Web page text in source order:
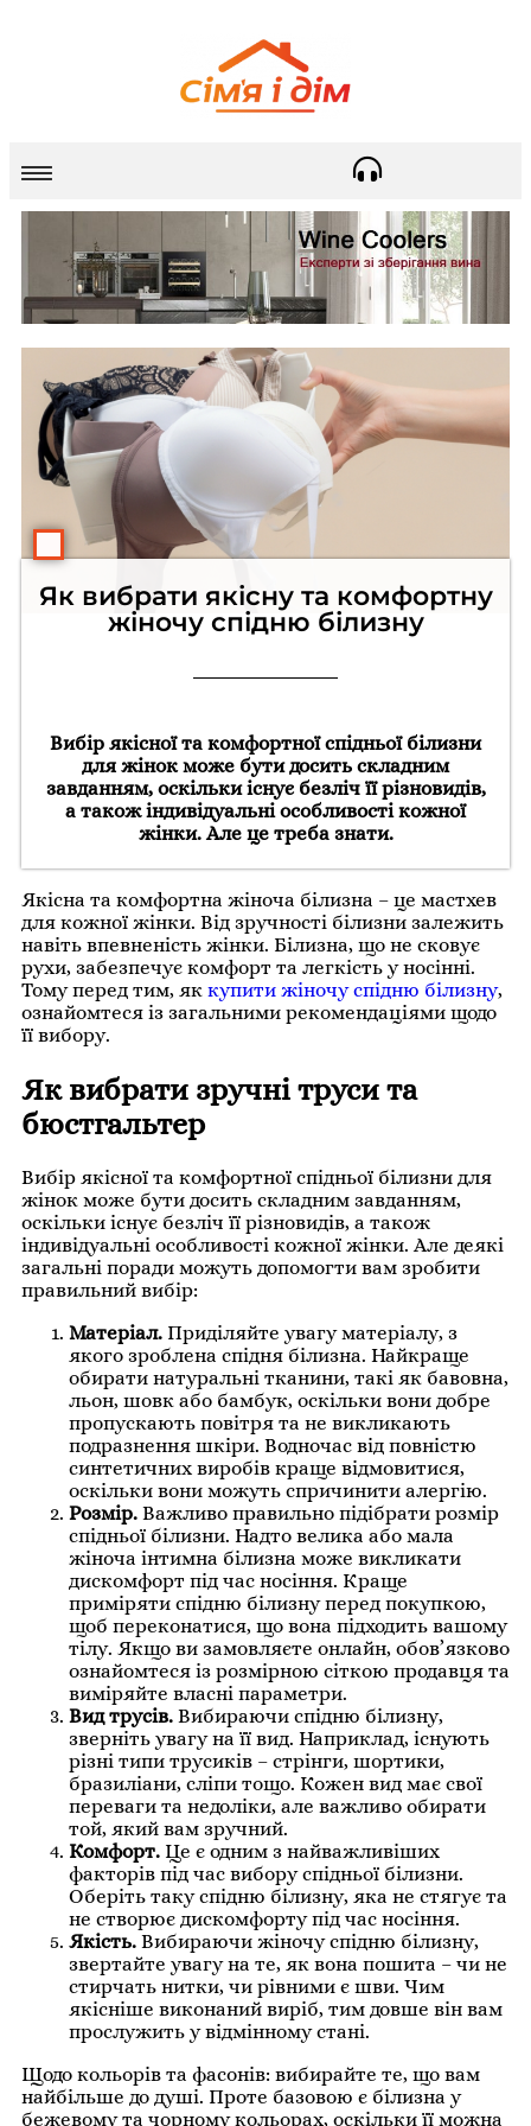
Як вибрати якісну та комфортну
жіночу спідню білизну
Вибір якісної та комфортної спідньої білизни
для жінок може бути досить складним
завданням, оскільки існує безліч її різновидів,
а також індивідуальні особливості кожної
жінки. Але це треба знати.
Якісна та комфортна жіноча білизна – це мастхев
для кожної жінки. Від зручності білизни залежить
навіть впевненість жінки. Білизна, що не сковує
рухи, забезпечує комфорт та легкість у носінні.
Тому перед тим, як купити жіночу спідню білизну,
ознайомтеся із загальними рекомендаціями щодо
її вибору.
Як вибрати зручні труси та
бюстгальтер
Вибір якісної та комфортної спідньої білизни для
жінок може бути досить складним завданням,
оскільки існує безліч її різновидів, а також
індивідуальні особливості кожної жінки. Але деякі
загальні поради можуть допомогти вам зробити
правильний вибір:
Матеріал. Приділяйте увагу матеріалу, з
якого зроблена спідня білизна. Найкраще
обирати натуральні тканини, такі як бавовна,
льон, шовк або бамбук, оскільки вони добре
пропускають повітря та не викликають
подразнення шкіри. Водночас від повністю
синтетичних виробів краще відмовитися,
оскільки вони можуть спричинити алергію.
Розмір. Важливо правильно підібрати розмір
спідньої білизни. Надто велика або мала
жіноча інтимна білизна може викликати
дискомфорт під час носіння. Краще
приміряти спідню білизну перед покупкою,
щоб переконатися, що вона підходить вашому
тілу. Якщо ви замовляєте онлайн, обовʼязково
ознайомтеся із розмірною сіткою продавця та
виміряйте власні параметри.
Вид трусів. Вибираючи спідню білизну,
зверніть увагу на її вид. Наприклад, існують
різні типи трусиків – стрінги, шортики,
бразиліани, сліпи тощо. Кожен вид має свої
переваги та недоліки, але важливо обирати
той, який вам зручний.
Комфорт. Це є одним з найважливіших
факторів під час вибору спідньої білизни.
Оберіть таку спідню білизну, яка не стягує та
не створює дискомфорту під час носіння.
Якість. Вибираючи жіночу спідню білизну,
звертайте увагу на те, як вона пошита – чи не
стирчать нитки, чи рівними є шви. Чим
якісніше виконаний виріб, тим довше він вам
прослужить у відмінному стані.
Щодо кольорів та фасонів: вибирайте те, що вам
найбільше до душі. Проте базовою є білизна у
бежевому та чорному кольорах, оскільки її можна